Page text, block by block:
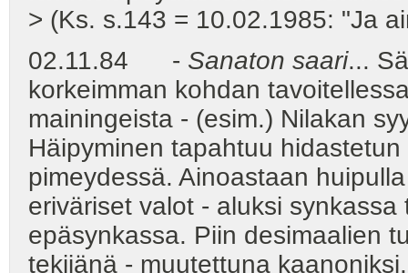
> (Ks. s.143 = 10.02.1985: "Ja
02.11.84 - Sanaton saari...
korkeimman kohdan
mainingeista - (esim.) Nilakan
Häipyminen tapahtuu
pimeydessä. Ainoastaan
eriväriset valot - aluksi
epäsynkassa. Piin desimaalien
tekijänä - muutettuna